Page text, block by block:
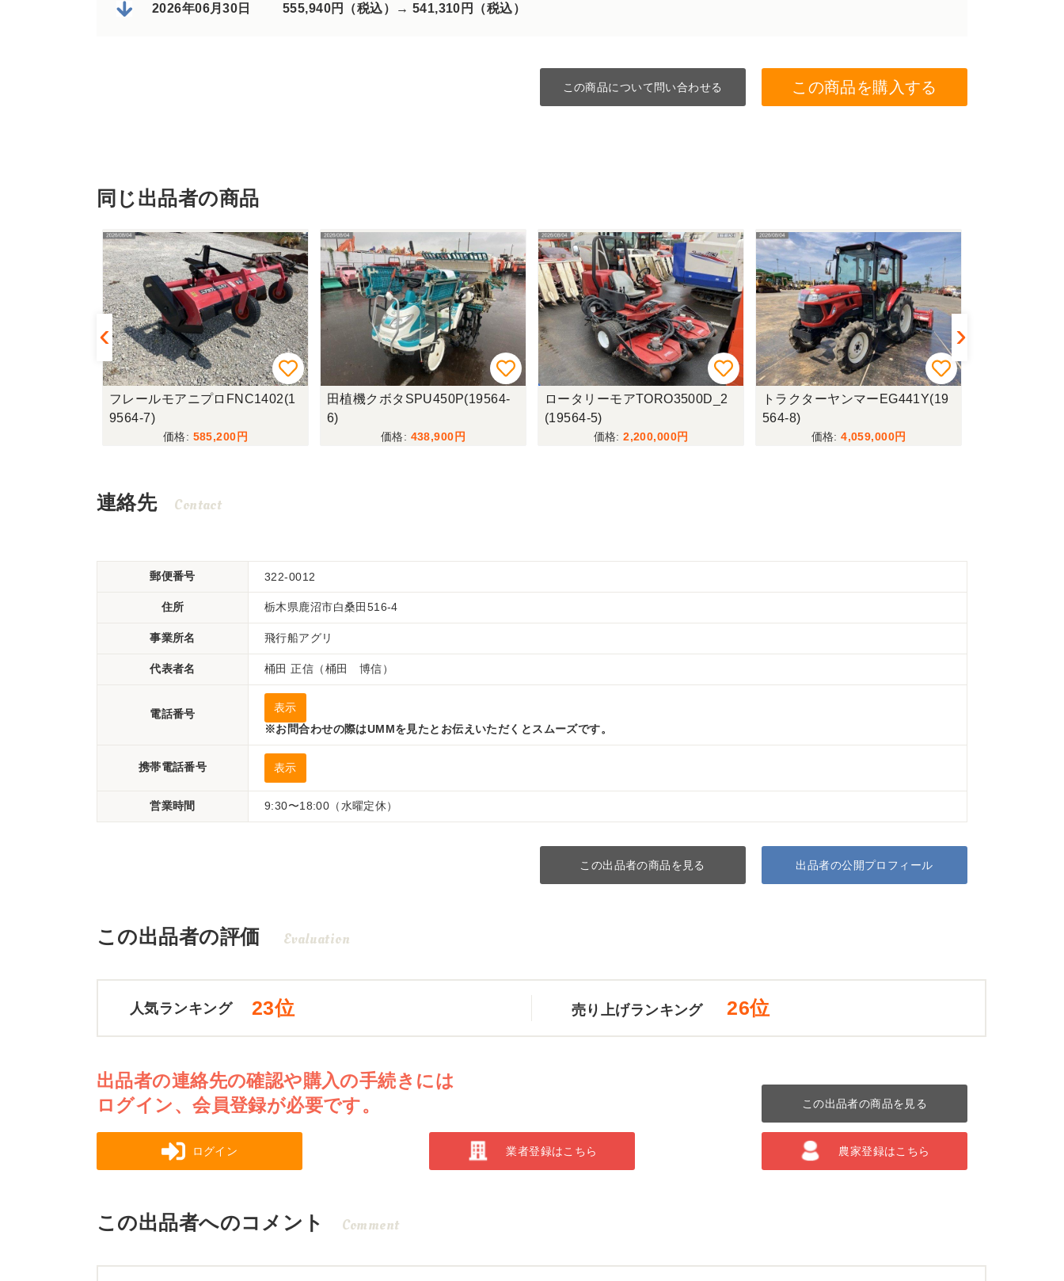
2026年06月30日 555,940円（税込）→ 541,310円（税込）
この商品について問い合わせる この商品を購入する
同じ出品者の商品
フレールモアニプロFNC1402(1
9564-7)
585,200
田植機クボタSPU450P(19564-
6)
438,900
ロータリーモアTORO3500D_2
(19564-5)
2,200,000
トラクターヤンマーEG441Y(19
564-8)
4,059,000
連絡先 Contact
郵便番号 322-0012
住所 栃木県鹿沼市白桑田516-4
事業所名 飛行船アグリ
代表者名 桶田 正信（桶田 博信）
電話番号
表示
※お問合わせの際はUMMを見たとお伝えいただくとスムーズです。
携帯電話番号 表示
営業時間 9:30〜18:00（水曜定休）
この出品者の商品を見る 出品者の公開プロフィール
この出品者の評価 Evaluation
人気ランキング 23位 売り上げランキング 26位
出品者の連絡先の確認や購入の手続きには
ログイン、会員登録が必要です。
この出品者の商品を見る
ログイン 業者登録はこちら 農家登録はこちら
この出品者へのコメント Comment